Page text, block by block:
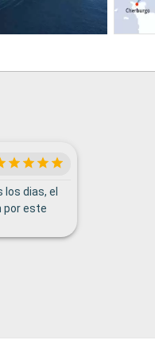
dias, el
por este